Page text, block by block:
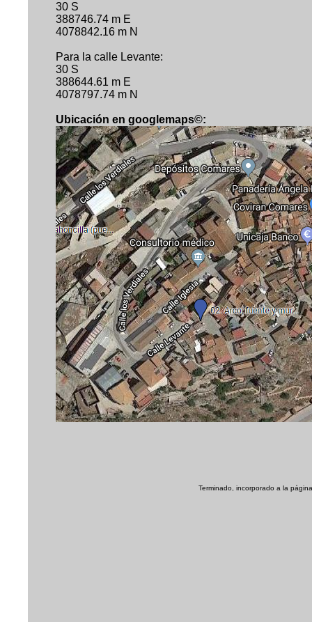
30 S
388746.74 m E
4078842.16 m N
Para la calle Levante:
30 S
388644.61 m E
4078797.74 m N
Ubicación en googlemaps©:
Terminado, incorporado a la